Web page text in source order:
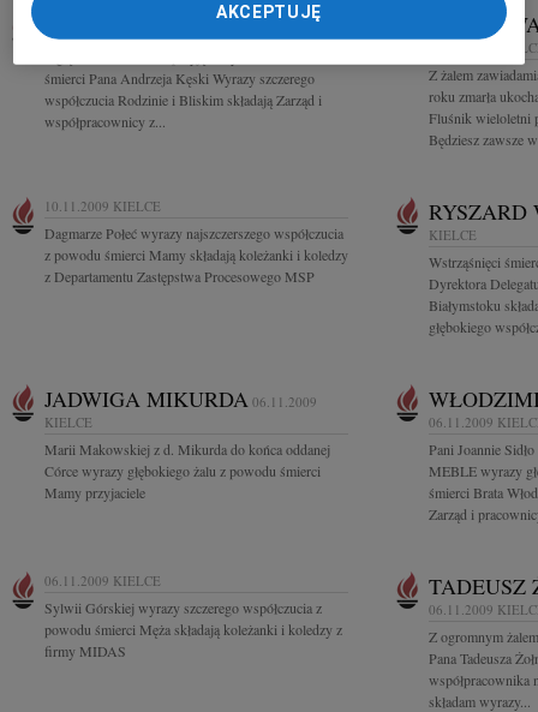
KIELCE
śmierci Pana Andrzeja Kęski Wyrazy szczerego
współczucia Rodzinie i Bliskim składają Zarząd i
współpracownicy z...
Z żalem
roku zmarła
Fluśnik wieloletni
Będziesz zawsze
10.11.2009 KIELCE
Dagmarze Połeć wyrazy najszczerszego współczucia
z powodu śmierci Mamy składają koleżanki i koledzy
z Departamentu Zastępstwa Procesowego MSP
RYSZARD
KIELCE
Wstrząśnięci
Dyrektora
Białymstoku
głębokiego
JADWIGA MIKURDA 06.11.2009
KIELCE
Marii Makowskiej z d. Mikurda do końca oddanej
Córce wyrazy głębokiego żalu z powodu śmierci
Mamy przyjaciele
06.11.2009
Pani Joannie
MEBLE wyrazy
śmierci Brata
Zarząd i
06.11.2009 KIELCE
Sylwii Górskiej wyrazy szczerego współczucia z
powodu śmierci Męża składają koleżanki i koledzy z
firmy MIDAS
TADEUSZ
06.11.2009
Z ogromnym
Pana Tadeusza
współpracownika
składam wyrazy...
AKCEPTUJĘ